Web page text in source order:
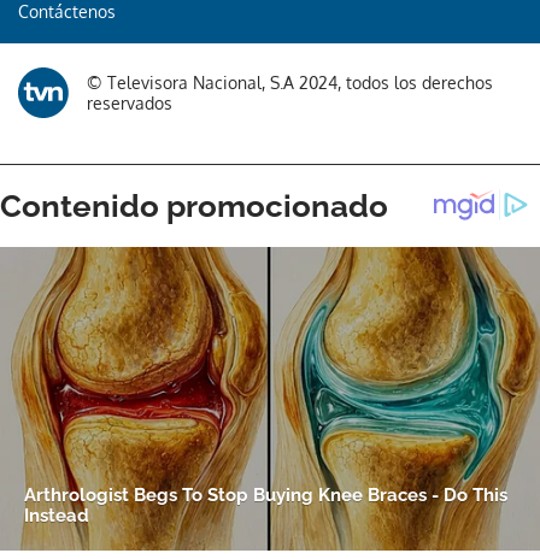
Contáctenos
© Televisora Nacional, S.A 2024, todos los derechos
reservados